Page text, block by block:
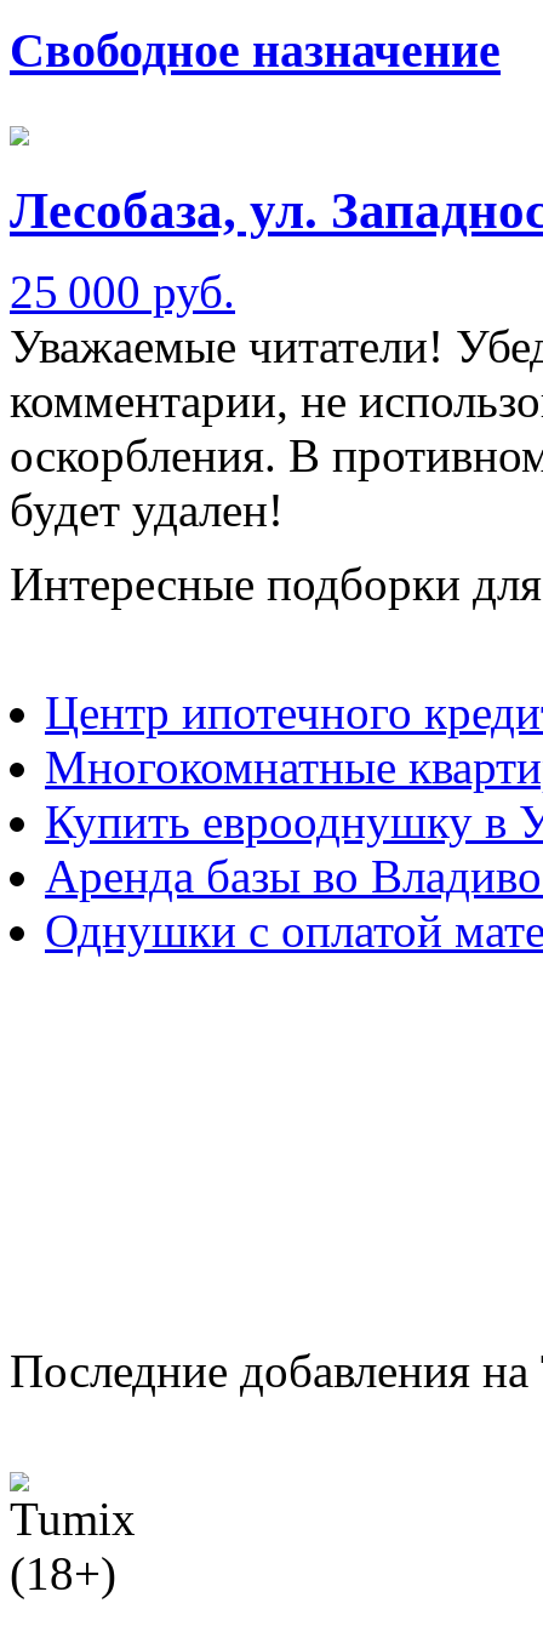
Свободное назначение
Лесобаза, ул.
25 000 руб.
Уважаемые читатели!
комментарии, не
оскорбления. В
будет удален!
Интересные подборки
Центр ипотечного
Многокомнатные
Купить еврооднушку в
Аренда базы во
Однушки с оплатой
Последние добавления